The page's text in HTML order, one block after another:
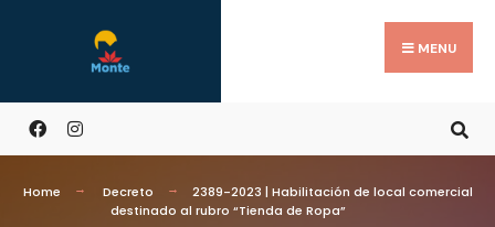
MENU
Home Decreto
2389-2023 | Habilitación de local comercial
destinado al rubro “Tienda de Ropa”